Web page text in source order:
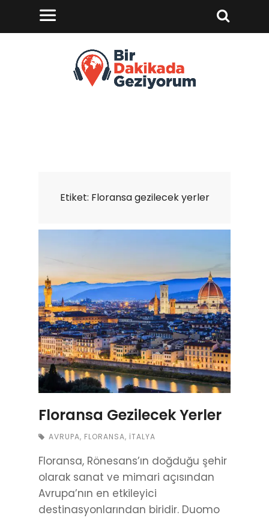
Etiket: Floransa gezilecek yerler
Floransa Gezilecek Yerler
AVRUPA, FLORANSA, İTALYA
Floransa, Rönesans’ın doğduğu şehir
olarak sanat ve mimari açısından
Avrupa’nın en etkileyici
destinasyonlarından biridir. Duomo